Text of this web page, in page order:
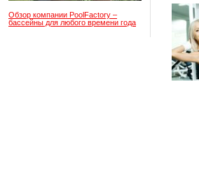
Обзор компании PoolFactory –
бассейны для любого времени года